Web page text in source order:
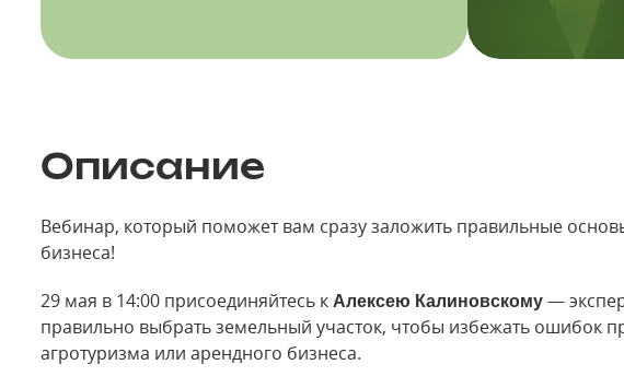
Описание
Вебинар, который поможет вам сразу заложить правильные
бизнеса!
29 мая в 14:00 присоединяйтесь кАлексею Калиновскому—
правильно выбрать земельный участок, чтобы избежать ошибок
агротуризма или арендного бизнеса.